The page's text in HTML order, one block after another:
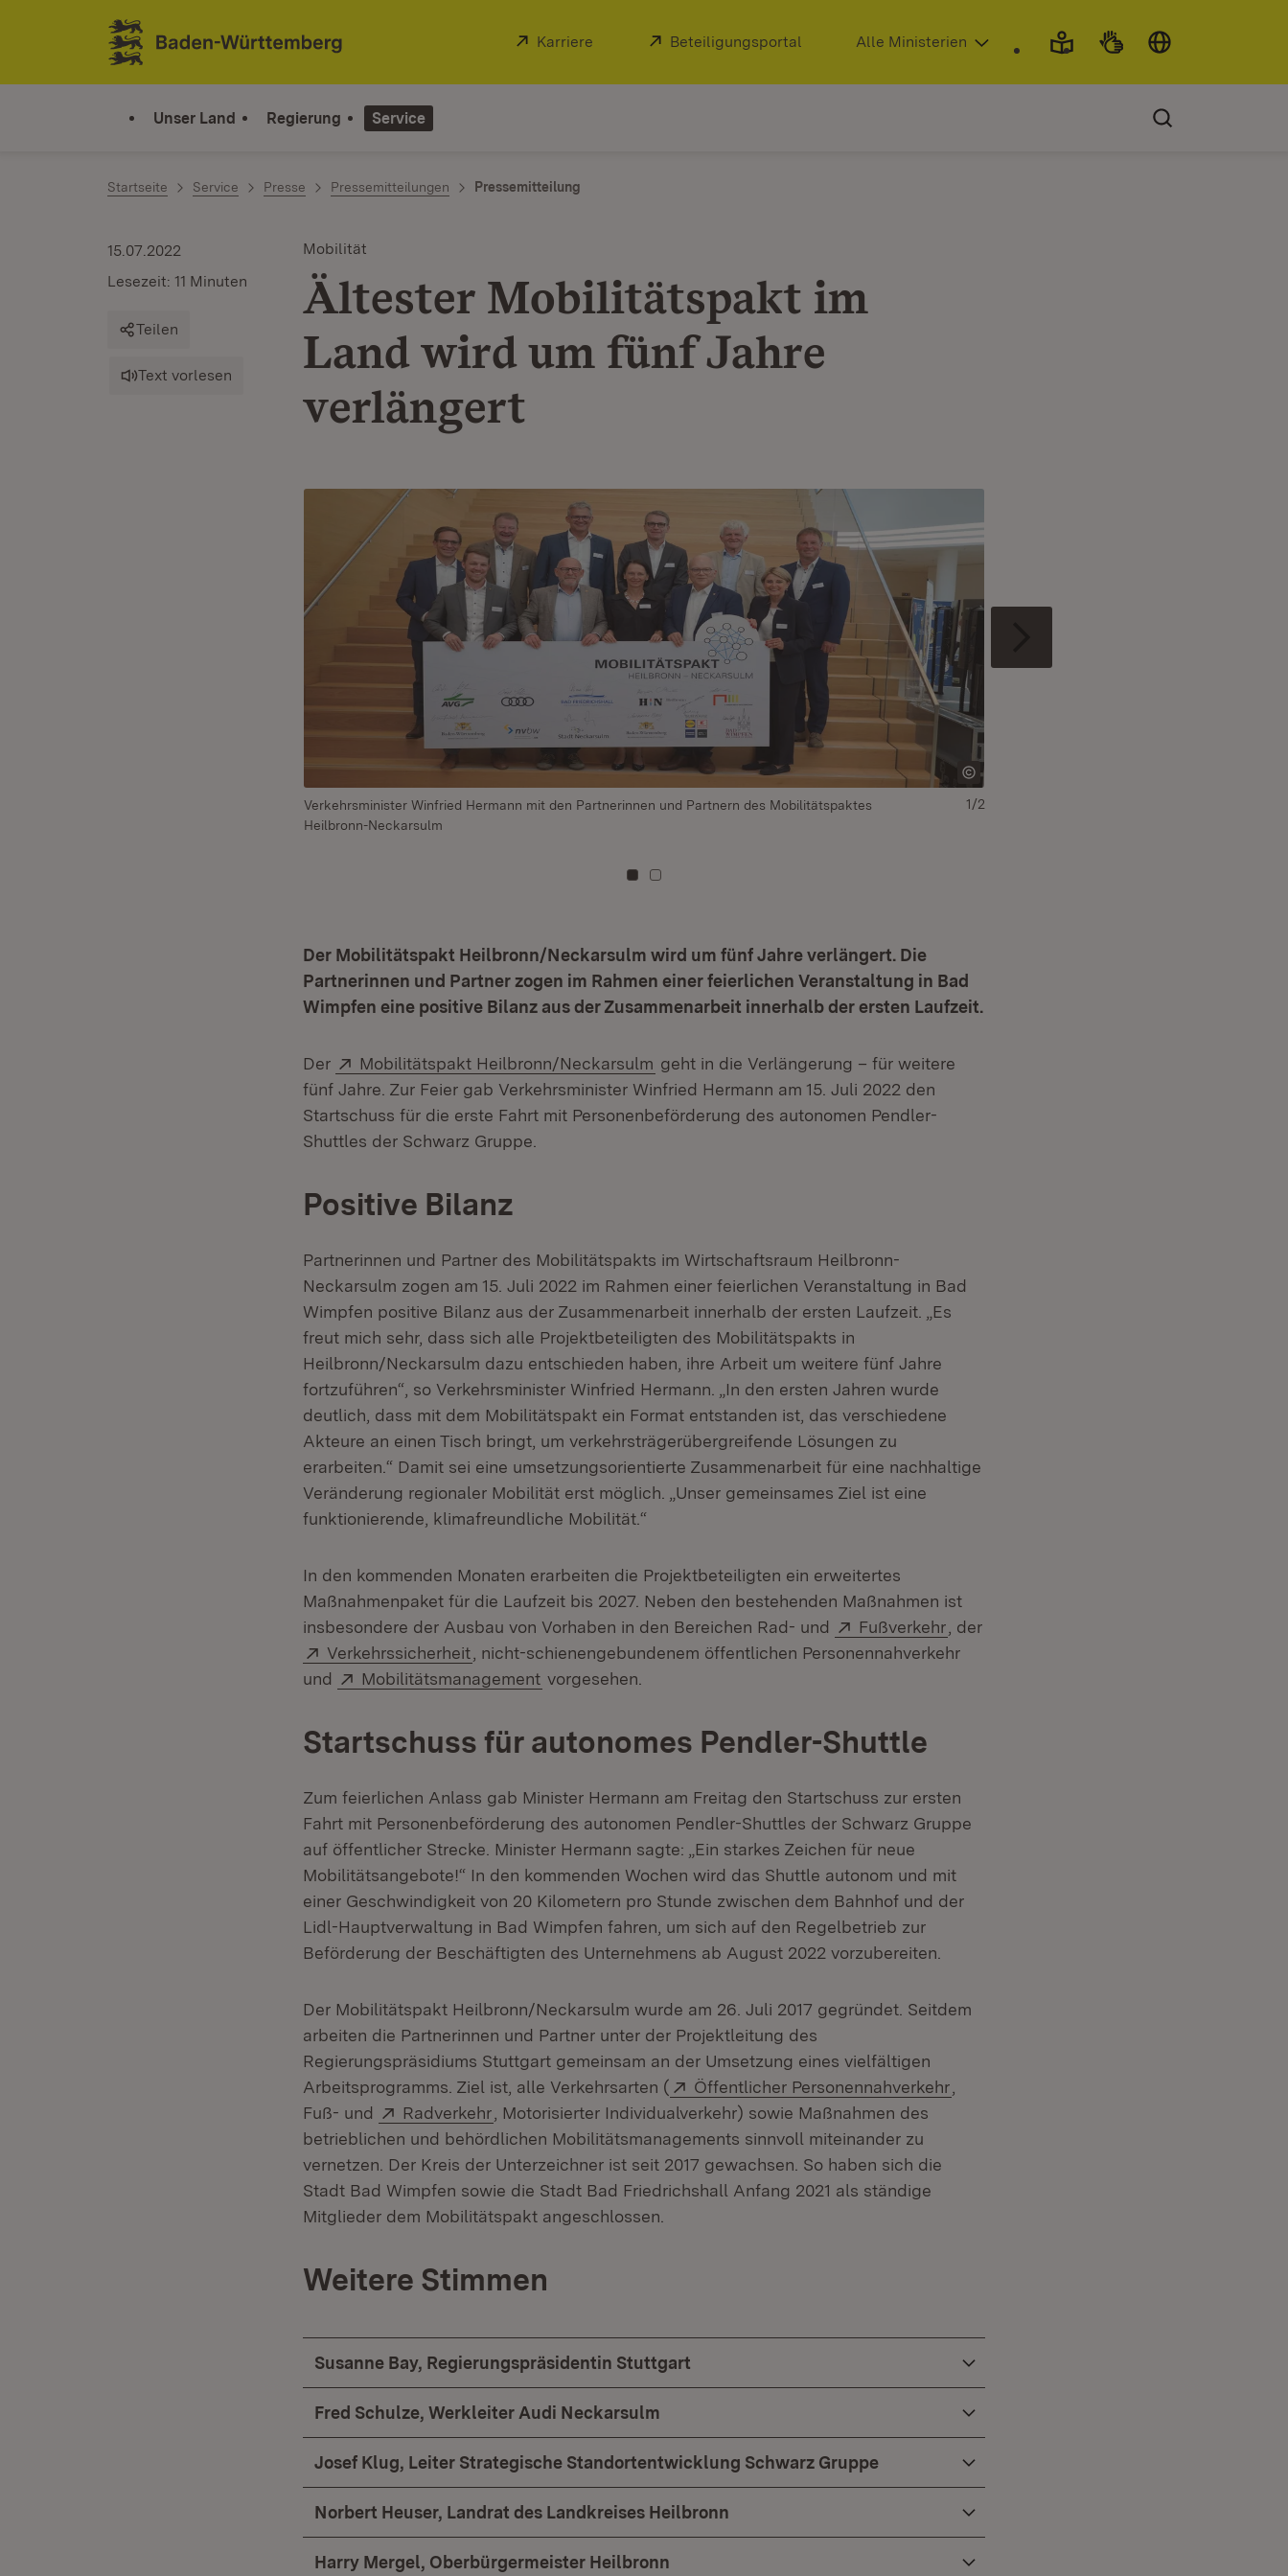
Zum Inhalt springen
Link zur Startseite
Extern:
Karriere (Öffnet in neuem Fenster)
Extern:
Beteiligungsportal (Öffnet in neuem Fenster)
Alle Ministerien
Unser Land Regierung Service
Startseite Service Presse Pressemitteilungen Pressemitteilung
Mobilität
Ältester Mobilitätspakt im
Land wird um fünf Jahre
verlängert
15.07.2022
Lesezeit: 11 Minuten
Teilen
Text vorlesen
Verkehrsminister Winfried Hermann mit den Partnerinnen und Partnern des Mobilitätspaktes
Heilbronn-Neckarsulm
Zu Kachel: 0
Zu Kachel: 1
1/2
Der Mobilitätspakt Heilbronn/Neckarsulm wird um fünf Jahre verlängert. Die
Partnerinnen und Partner zogen im Rahmen einer feierlichen Veranstaltung in Bad
Wimpfen eine positive Bilanz aus der Zusammenarbeit innerhalb der ersten Laufzeit.
Der Extern:
Mobilitätspakt Heilbronn/Neckarsulm (Öffnet in neuem Fenster)
geht in die Verlängerung – für weitere
fünf Jahre. Zur Feier gab Verkehrsminister Winfried Hermann am 15. Juli 2022 den
Startschuss für die erste Fahrt mit Personenbeförderung des autonomen Pendler-
Shuttles der Schwarz Gruppe.
Positive Bilanz
Partnerinnen und Partner des Mobilitätspakts im Wirtschaftsraum Heilbronn-
Neckarsulm zogen am 15. Juli 2022 im Rahmen einer feierlichen Veranstaltung in Bad
Wimpfen positive Bilanz aus der Zusammenarbeit innerhalb der ersten Laufzeit. „Es
freut mich sehr, dass sich alle Projektbeteiligten des Mobilitätspakts in
Heilbronn/Neckarsulm dazu entschieden haben, ihre Arbeit um weitere fünf Jahre
fortzuführen“, so Verkehrsminister Winfried Hermann. „In den ersten Jahren wurde
deutlich, dass mit dem Mobilitätspakt ein Format entstanden ist, das verschiedene
Akteure an einen Tisch bringt, um verkehrsträgerübergreifende Lösungen zu
erarbeiten.“ Damit sei eine umsetzungsorientierte Zusammenarbeit für eine nachhaltige
Veränderung regionaler Mobilität erst möglich. „Unser gemeinsames Ziel ist eine
funktionierende, klimafreundliche Mobilität.“
In den kommenden Monaten erarbeiten die Projektbeteiligten ein erweitertes
Maßnahmenpaket für die Laufzeit bis 2027. Neben den bestehenden Maßnahmen ist
insbesondere der Ausbau von Vorhaben in den Bereichen Rad- und
Extern:
Fußverkehr (Öffnet in neuem Fenster)
, der
Extern:
Verkehrssicherheit (Öffnet in neuem Fenster)
, nicht-schienengebundenem öffentlichen Personennahverkehr
und
Extern:
Mobilitätsmanagement (Öffnet in neuem Fenster)
vorgesehen.
Startschuss für autonomes Pendler-Shuttle
Zum feierlichen Anlass gab Minister Hermann am Freitag den Startschuss zur ersten
Fahrt mit Personenbeförderung des autonomen Pendler-Shuttles der Schwarz Gruppe
auf öffentlicher Strecke. Minister Hermann sagte: „Ein starkes Zeichen für neue
Mobilitätsangebote!“ In den kommenden Wochen wird das Shuttle autonom und mit
einer Geschwindigkeit von 20 Kilometern pro Stunde zwischen dem Bahnhof und der
Lidl-Hauptverwaltung in Bad Wimpfen fahren, um sich auf den Regelbetrieb zur
Beförderung der Beschäftigten des Unternehmens ab August 2022 vorzubereiten.
Der Mobilitätspakt Heilbronn/Neckarsulm wurde am 26. Juli 2017 gegründet. Seitdem
arbeiten die Partnerinnen und Partner unter der Projektleitung des
Regierungspräsidiums Stuttgart gemeinsam an der Umsetzung eines vielfältigen
Arbeitsprogramms. Ziel ist, alle Verkehrsarten (
Extern:
Öffentlicher Personennahverkehr
Fuß- und
Extern:
Radverkehr (Öffnet in neuem Fenster)
, Motorisierter Individualverkehr) sowie Maßnahmen des
betrieblichen und behördlichen Mobilitätsmanagements sinnvoll miteinander zu
vernetzen. Der Kreis der Unterzeichner ist seit 2017 gewachsen. So haben sich die
Stadt Bad Wimpfen sowie die Stadt Bad Friedrichshall Anfang 2021 als ständige
Mitglieder dem Mobilitätspakt angeschlossen.
Weitere Stimmen
Susanne Bay, Regierungspräsidentin Stuttgart
Fred Schulze, Werkleiter Audi Neckarsulm
Josef Klug, Leiter Strategische Standortentwicklung Schwarz Gruppe
Norbert Heuser, Landrat des Landkreises Heilbronn
Harry Mergel, Oberbürgermeister Heilbronn